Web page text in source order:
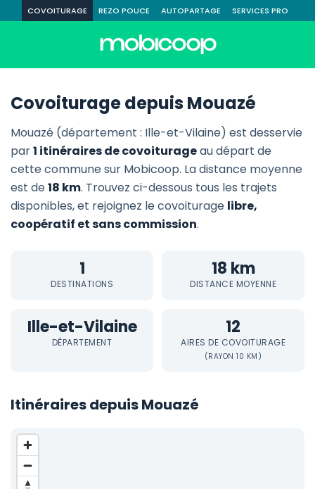
COVOITURAGE REZO POUCE AUTOPARTAGE SERVICES PRO
Covoiturage depuis Mouazé
Mouazé (département : Ille-et-Vilaine) est desservie
par1 itinéraires de covoiturageau départ de
cette commune sur Mobicoop. La distance moyenne
est de18 km. Trouvez ci-dessous tous les trajets
disponibles, et rejoignez le covoiturage libre,
coopératif et sans commission.
1
DESTINATIONS
18 km
DISTANCE MOYENNE
Ille-et-Vilaine
DÉPARTEMENT
12
AIRES DE COVOITURAGE
(RAYON 10 KM)
Itinéraires depuis Mouazé